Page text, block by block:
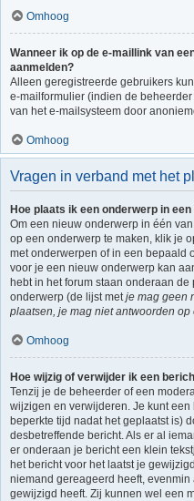
Omhoog
Wanneer ik op de e-maillink van
aanmelden?
Alleen geregistreerde gebruikers
e-mailformulier (indien de
van het e-mailsysteem door
Omhoog
Vragen in verband met het
Hoe plaats ik een onderwerp in
Om een nieuw onderwerp in één
op een onderwerp te maken, klik je
met onderwerpen of in een bepaald
voor je een nieuw onderwerp kan
hebt in het forum staan onderaan
onderwerp (de lijst metje mag geen
plaatsen, je mag niet antwoorden
Omhoog
Hoe wijzig of verwijder ik een
Tenzij je de beheerder of een
wijzigen en verwijderen. Je kunt
beperkte tijd nadat het geplaatst is)
desbetreffende bericht. Als er al
er onderaan je bericht een klein
het bericht voor het laatst je
niemand gereageerd heeft,
gewijzigd heeft. Zij kunnen wel een